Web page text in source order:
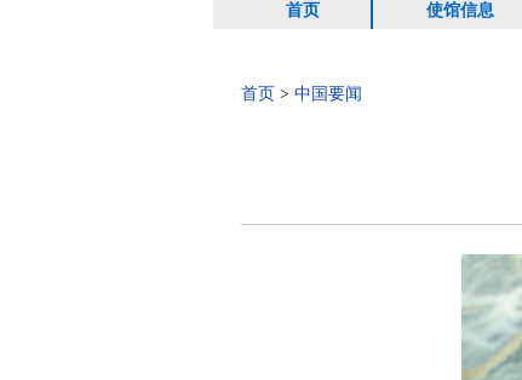
首页 使馆信息
首页 > 中国要闻